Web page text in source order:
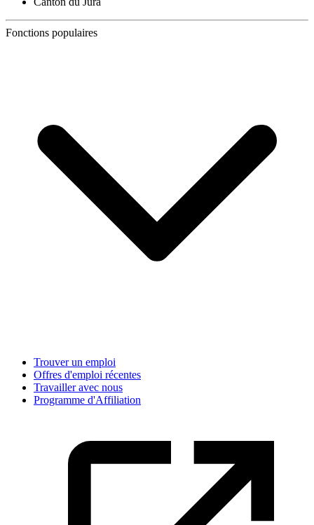
Fonctions populaires
Trouver un emploi
Offres d'emploi récentes
Travailler avec nous
Programme d'Affiliation